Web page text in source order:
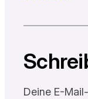
Deine E-